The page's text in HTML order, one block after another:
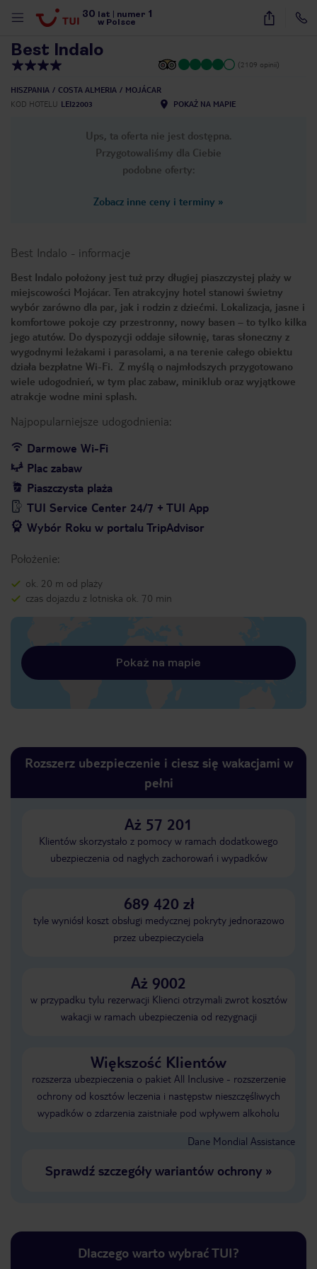
30 lat numer 1
w Polsce
29
Best Indalo
(2109 opinii)
HISZPANIA COSTA ALMERIA
MOJÁCAR
KOD HOTELU LEI22003 POKAŻ NA MAPIE
Ups, ta oferta nie jest dostępna.
Przygotowaliśmy dla Ciebie
podobne oferty:
Zobacz inne ceny i terminy »
Best Indalo - informacje
Best Indalo położony jest tuż przy długiej piaszczystej plaży w
miejscowości Mojácar. Ten atrakcyjny hotel stanowi świetny
wybór zarówno dla par, jak i rodzin z dziećmi. Lokalizacja, jasne i
komfortowe pokoje czy przestronny, nowy basen – to tylko kilka
jego atutów. Do dyspozycji oddaje siłownię, taras słoneczny z
wygodnymi leżakami i parasolami, a na terenie całego obiektu
działa bezpłatne Wi-Fi. Z myślą o najmłodszych przygotowano
wiele udogodnień, w tym plac zabaw, miniklub oraz wyjątkowe
atrakcje wodne mini splash.
Najpopularniejsze udogodnienia:
Darmowe Wi-Fi
Plac zabaw
Piaszczysta plaża
TUI Service Center 24/7 + TUI App
Wybór Roku w portalu TripAdvisor
Położenie:
ok. 20 m od plaży
czas dojazdu z lotniska ok. 70 min
Pokaż na mapie
Rozszerz ubezpieczenie i ciesz się wakacjami w
pełni
Aż 57 201
Klientów skorzystało z pomocy w ramach dodatkowego
ubezpieczenia od nagłych zachorowań i wypadków
689 420 zł
tyle wyniósł koszt obsługi medycznej pokryty jednorazowo
przez ubezpieczyciela
Aż 9002
w przypadku tylu rezerwacji Klienci otrzymali zwrot kosztów
wakacji w ramach ubezpieczenia od rezygnacji
Większość Klientów
rozszerza ubezpieczenia o pakiet All Inclusive - rozszerzenie
ochrony od kosztów leczenia i następstw nieszczęśliwych
wypadków o zdarzenia zaistniałe pod wpływem alkoholu
Dane Mondial Assistance
Sprawdź szczegóły wariantów ochrony»
Dlaczego warto wybrać TUI?